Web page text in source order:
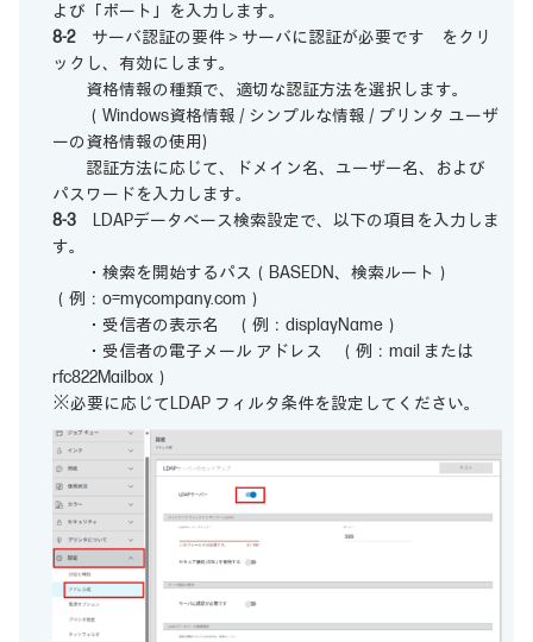
よび「ポート」を入力します。
8-2サーバ認証の要件＞サーバに認証が必要です をクリ
ックし、有効にします。
資格情報の種類で、適切な認証方法を選択します。
（Windows資格情報 / シンプルな情報 / プリンタ ユーザ
ーの資格情報の使用)
認証方法に応じて、ドメイン名、ユーザー名、および
パスワードを入力します。
8-3 LDAPデータベース検索設定で、以下の項目を入力しま
す。
・検索を開始するパス（BASEDN、検索ルート）
（例：o=mycompany.com）
・受信者の表示名 （例：displayName）
・受信者の電子メール アドレス （例：mail または
rfc822Mailbox）
※必要に応じてLDAP フィルタ条件を設定してください。